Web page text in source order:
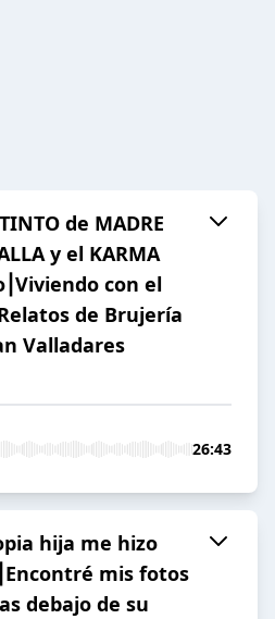
de MADRE
y el KARMA
con el
de Brujería
Valladares
26:43
hija me hizo
mis fotos
debajo de su